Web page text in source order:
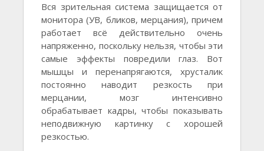
Вся зрительная система защищается от
монитора (УВ, бликов, мерцания), причем
работает всё действительно очень
напряженно, поскольку нельзя, чтобы эти
самые эффекты повредили глаз. Вот
мышцы и перенапрягаются, хрусталик
постоянно наводит резкость при
мерцании, мозг интенсивно
обрабатывает кадры, чтобы показывать
неподвижную картинку с хорошей
резкостью.